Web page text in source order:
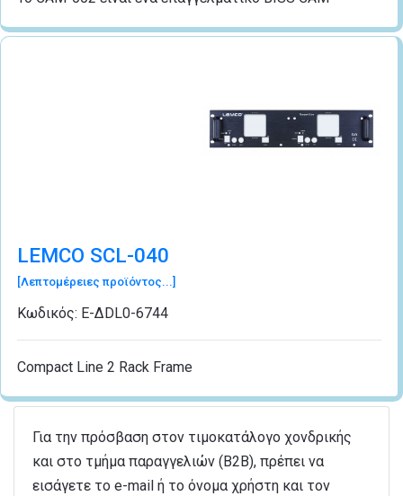
LEMCO SCL-040
[Λεπτομέρειες προϊόντος...]
Κωδικός: Ε-ΔDL0-6744
Compact Line 2 Rack Frame
Για την πρόσβαση στον τιμοκατάλογο χονδρικής
και στο τμήμα παραγγελιών (B2B), πρέπει να
εισάγετε το e-mail ή το όνομα χρήστη και τον